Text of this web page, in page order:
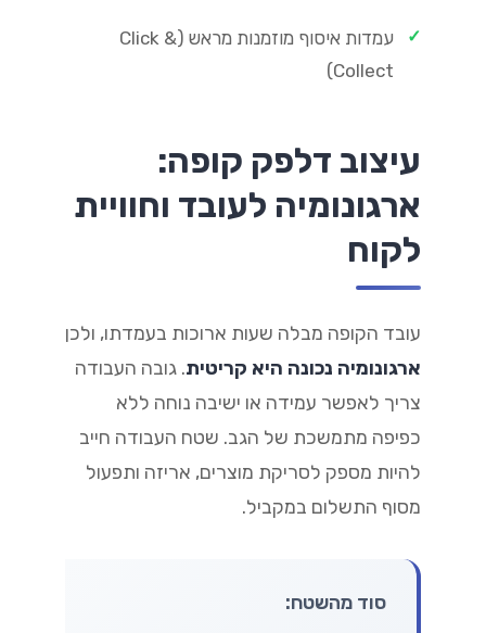
✓
עמדות איסוף מוזמנות מראש (Click &
Collect)
עיצוב דלפק קופה:
ארגונומיה לעובד וחוויית
לקוח
עובד הקופה מבלה שעות ארוכות בעמדתו, ולכן
ארגונומיה נכונה היא קריטית. גובה העבודה
צריך לאפשר עמידה או ישיבה נוחה ללא
כפיפה מתמשכת של הגב. שטח העבודה חייב
להיות מספק לסריקת מוצרים, אריזה ותפעול
מסוף התשלום במקביל.
סוד מהשטח: